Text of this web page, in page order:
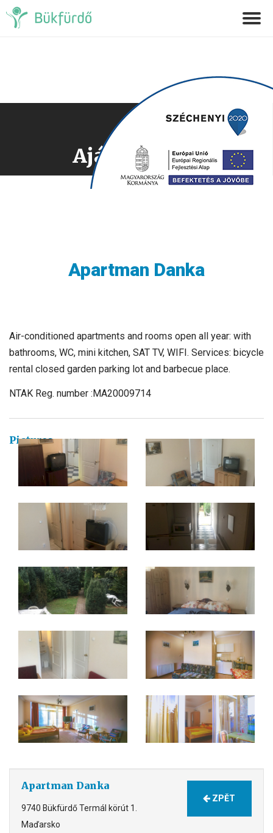
Ajánlatkérés
Apartman Danka
Air-conditioned apartments and rooms open all year: with
bathrooms, WC, mini kitchen, SAT TV, WIFI. Services: bicycle
rental closed garden parking lot and barbecue place.
NTAK Reg. number :MA20009714
Pictures
Apartman Danka
9740 Bükfürdő Termál körút 1.
Maďarsko
ZPĚT